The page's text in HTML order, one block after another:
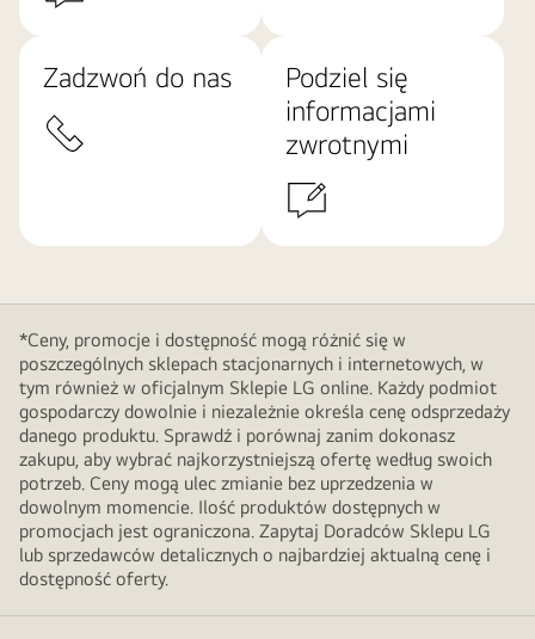
Zadzwoń do nas
Podziel się
informacjami
zwrotnymi
*Ceny, promocje i dostępność mogą różnić się w
poszczególnych sklepach stacjonarnych i internetowych, w
tym również w oficjalnym Sklepie LG online. Każdy podmiot
gospodarczy dowolnie i niezależnie określa cenę odsprzedaży
danego produktu. Sprawdź i porównaj zanim dokonasz
zakupu, aby wybrać najkorzystniejszą ofertę według swoich
potrzeb. Ceny mogą ulec zmianie bez uprzedzenia w
dowolnym momencie. Ilość produktów dostępnych w
promocjach jest ograniczona. Zapytaj Doradców Sklepu LG
lub sprzedawców detalicznych o najbardziej aktualną cenę i
dostępność oferty.